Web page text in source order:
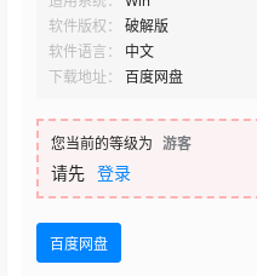
软件版权：
破解版
软件语言：
中文
下载地址：
百度网盘
您当前的等级为 游客
请先 登录
百度网盘